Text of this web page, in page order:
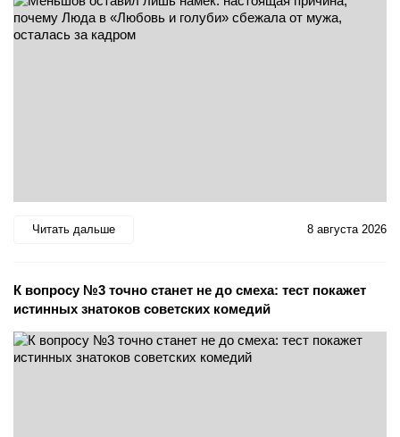
Читать дальше 8 августа 2026
К вопросу №3 точно станет не до смеха: тест покажет
истинных знатоков советских комедий